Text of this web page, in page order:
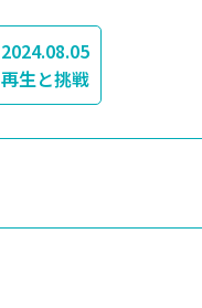
2024.08.05
再生と挑戦